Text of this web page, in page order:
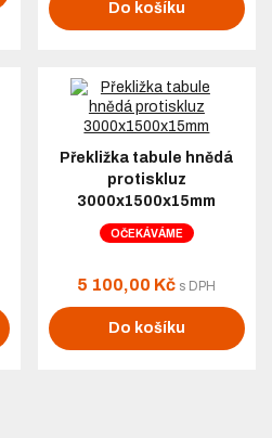
Do košíku
Překližka tabule hnědá
protiskluz
3000x1500x15mm
OČEKÁVÁME
5 100,00 Kč s DPH
Do košíku